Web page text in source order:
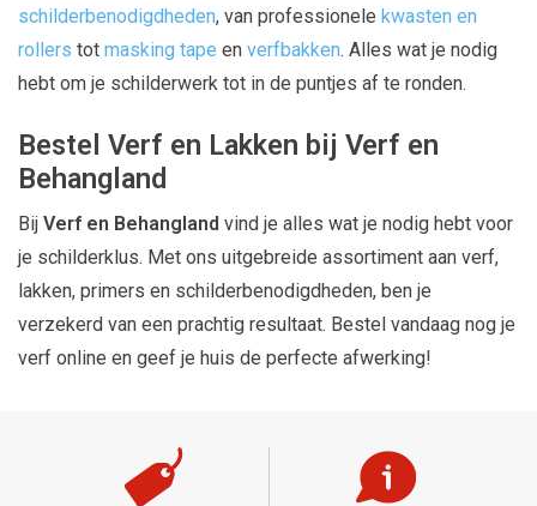
schilderbenodigdheden, van professionele kwasten en
rollers tot masking tape en verfbakken. Alles wat je nodig
hebt om je schilderwerk tot in de puntjes af te ronden.
Bestel Verf en Lakken bij Verf en
Behangland
Bij Verf en Behangland vind je alles wat je nodig hebt voor
je schilderklus. Met ons uitgebreide assortiment aan verf,
lakken, primers en schilderbenodigdheden, ben je
verzekerd van een prachtig resultaat. Bestel vandaag nog je
verf online en geef je huis de perfecte afwerking!